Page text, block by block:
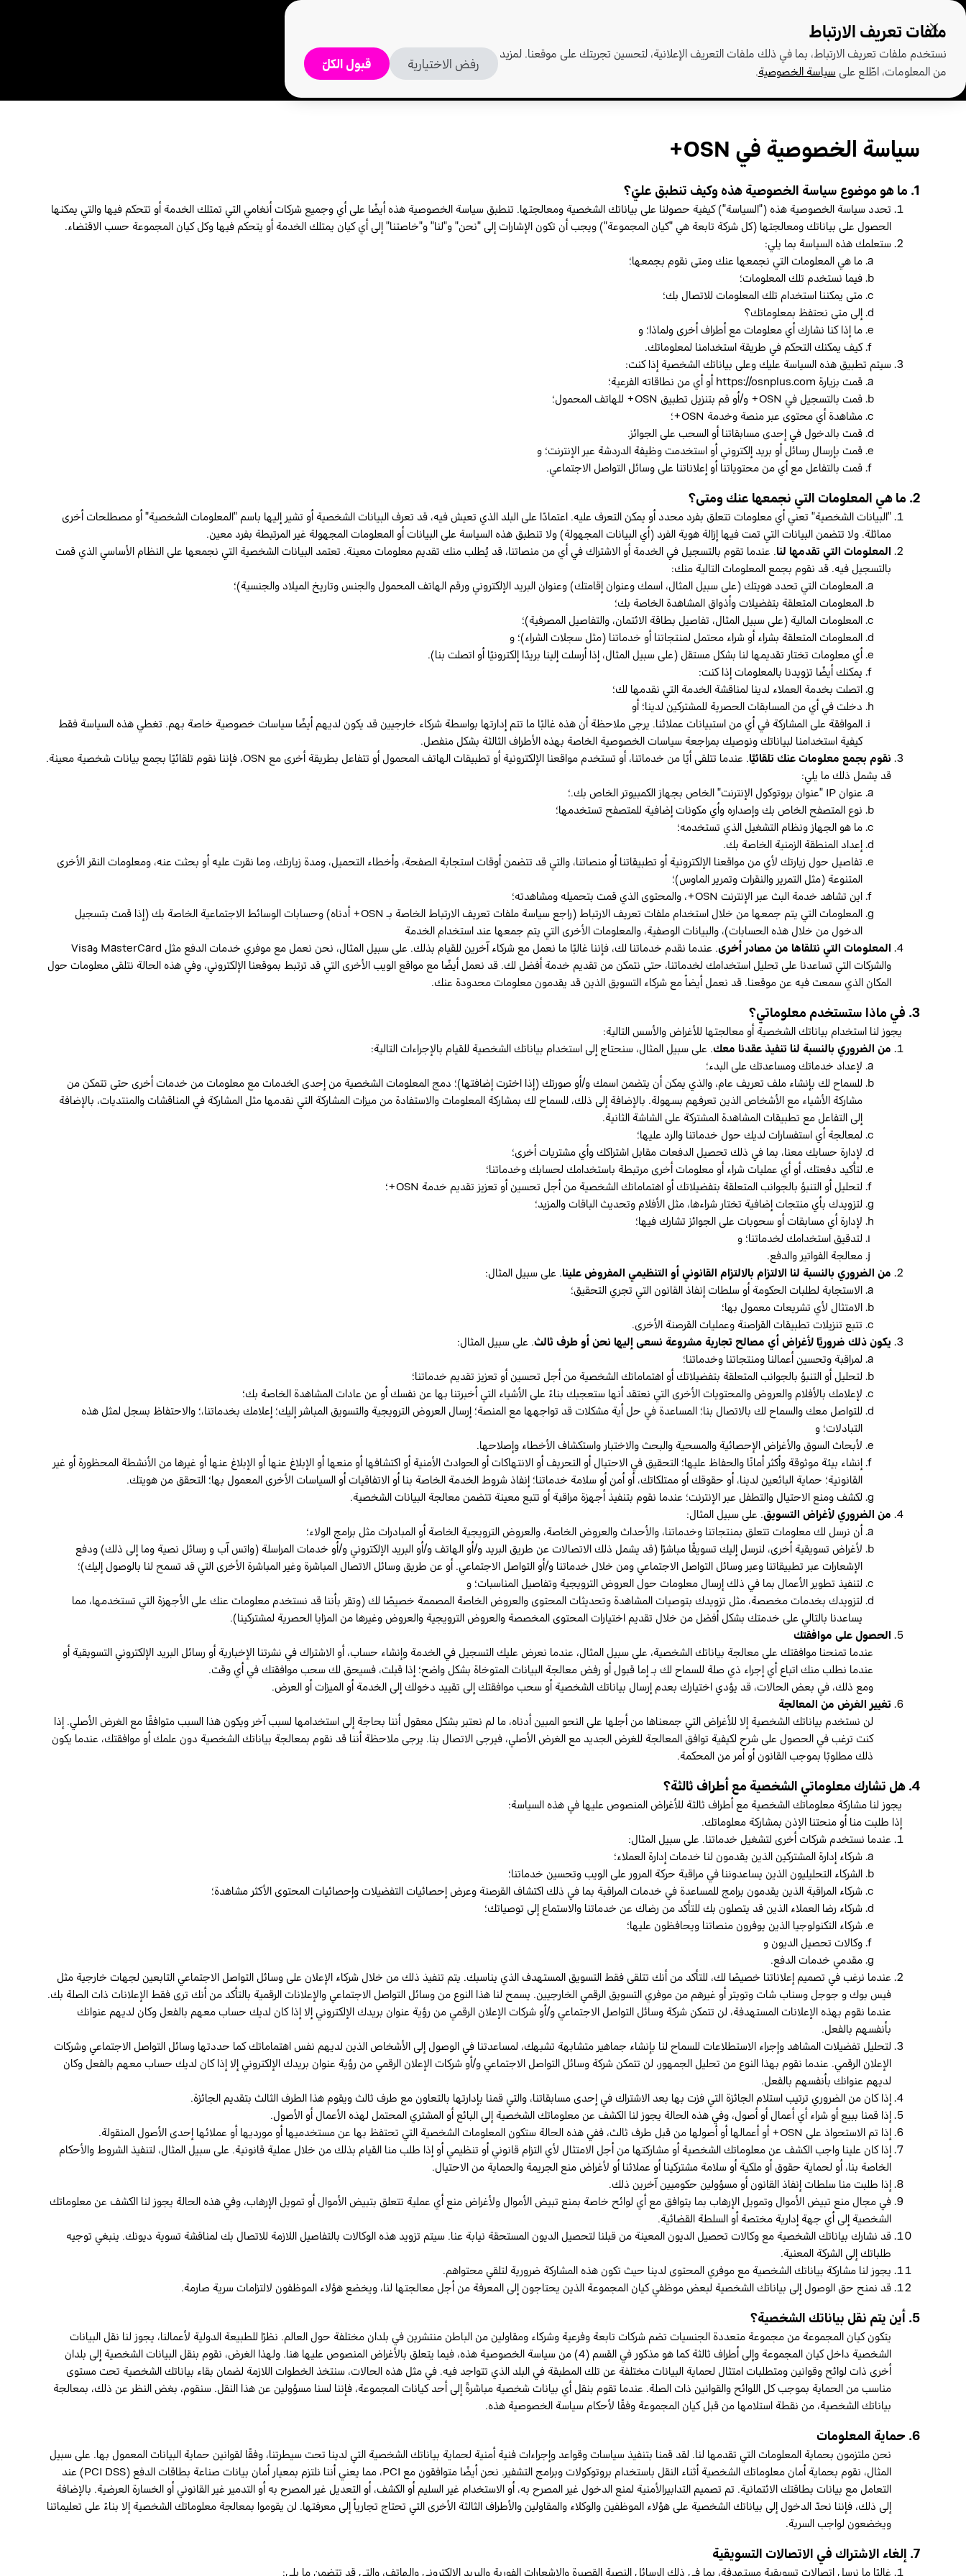
ملفات تعريف الارتباط
نستخدم ملفات تعريف الارتباط، بما في ذلك ملفات التعريف الإعلانية، لتحسين تجربتك على موقعنا. لمزيد
من المعلومات، اطّلع على سياسة الخصوصية. رفض الاختيارية قبول الكلّ
سياسة الخصوصية في OSN+
1. ما هو موضوع سياسة الخصوصية هذه وكيف تنطبق عليّ؟
تحدد سياسة الخصوصية هذه ("السياسة") كيفية حصولنا على بياناتك الشخصية ومعالجتها. تنطبق سياسة الخصوصية هذه أيضًا على أي وجميع شركات أنغامي التي تمتلك الخدمة أو تتحكم فيها والتي يمكنها
الحصول على بياناتك ومعالجتها (كل شركة تابعة هي "كيان المجموعة") ويجب أن تكون الإشارات إلى "نحن" و"لنا" و"خاصتنا" إلى أي كيان يمتلك الخدمة أو يتحكم فيها وكل كيان المجموعة حسب الاقتضاء.
ستعلمك هذه السياسة بما يلي:
ما هي المعلومات التي نجمعها عنك ومتى نقوم بجمعها؛
فيما نستخدم تلك المعلومات؛
متى يمكننا استخدام تلك المعلومات للاتصال بك؛
إلى متى نحتفظ بمعلوماتك؟
ما إذا كنا نشارك أي معلومات مع أطراف أخرى ولماذا؛ و
كيف يمكنك التحكم في طريقة استخدامنا لمعلوماتك.
سيتم تطبيق هذه السياسة عليك وعلى بياناتك الشخصية إذا كنت:
قمت بزيارة https://osnplus.com أو أي من نطاقاته الفرعية؛
قمت بالتسجيل في OSN+ و/أو قم بتنزيل تطبيق OSN+ للهاتف المحمول؛
مشاهدة أي محتوى عبر منصة وخدمة OSN+؛
قمت بالدخول في إحدى مسابقاتنا أو السحب على الجوائز.
قمت بإرسال رسائل أو بريد إلكتروني أو استخدمت وظيفة الدردشة عبر الإنترنت؛ و
قمت بالتفاعل مع أي من محتوياتنا أو إعلاناتنا على وسائل التواصل الاجتماعي.
2. ما هي المعلومات التي نجمعها عنك ومتى؟
"البيانات الشخصية" تعني أي معلومات تتعلق بفرد محدد أو يمكن التعرف عليه. اعتمادًا على البلد الذي تعيش فيه، قد تعرف البيانات الشخصية أو تشير إليها باسم "المعلومات الشخصية" أو مصطلحات أخرى
مماثلة. ولا تتضمن البيانات التي تمت فيها إزالة هوية الفرد (أي البيانات المجهولة) ولا تنطبق هذه السياسة على البيانات أو المعلومات المجهولة غير المرتبطة بفرد معين.
المعلومات التي تقدمها لنا. عندما تقوم بالتسجيل في الخدمة أو الاشتراك في أي من منصاتنا، قد يُطلب منك تقديم معلومات معينة. تعتمد البيانات الشخصية التي نجمعها على النظام الأساسي الذي قمت
بالتسجيل فيه. قد نقوم بجمع المعلومات التالية منك:
المعلومات التي تحدد هويتك (على سبيل المثال، اسمك وعنوان إقامتك) وعنوان البريد الإلكتروني ورقم الهاتف المحمول والجنس وتاريخ الميلاد والجنسية)؛
المعلومات المتعلقة بتفضيلات وأذواق المشاهدة الخاصة بك؛
المعلومات المالية (على سبيل المثال، تفاصيل بطاقة الائتمان، والتفاصيل المصرفية)؛
المعلومات المتعلقة بشراء أو شراء محتمل لمنتجاتنا أو خدماتنا (مثل سجلات الشراء)؛ و
أي معلومات تختار تقديمها لنا بشكل مستقل (على سبيل المثال، إذا أرسلت إلينا بريدًا إلكترونيًا أو اتصلت بنا).
يمكنك أيضًا تزويدنا بالمعلومات إذا كنت:
اتصلت بخدمة العملاء لدينا لمناقشة الخدمة التي نقدمها لك؛
دخلت في أي من المسابقات الحصرية للمشتركين لدينا؛ أو
الموافقة على المشاركة في أي من استبيانات عملائنا. يرجى ملاحظة أن هذه غالبًا ما تتم إدارتها بواسطة شركاء خارجيين قد يكون لديهم أيضًا سياسات خصوصية خاصة بهم. تغطي هذه السياسة فقط
كيفية استخدامنا لبياناتك ونوصيك بمراجعة سياسات الخصوصية الخاصة بهذه الأطراف الثالثة بشكل منفصل.
نقوم بجمع معلومات عنك تلقائيًا
. عندما تتلقى أيًا من خدماتنا، أو تستخدم مواقعنا الإلكترونية أو تطبيقات الهاتف المحمول أو تتفاعل بطريقة أخرى مع OSN، فإننا نقوم تلقائيًا بجمع بيانات شخصية معينة.
قد يشمل ذلك ما يلي:
عنوان IP "عنوان بروتوكول الإنترنت" الخاص بجهاز الكمبيوتر الخاص بك.؛
نوع المتصفح الخاص بك وإصداره وأي مكونات إضافية للمتصفح تستخدمها؛
ما هو الجهاز ونظام التشغيل الذي تستخدمه؛
إعداد المنطقة الزمنية الخاصة بك.
تفاصيل حول زيارتك لأي من مواقعنا الإلكترونية أو تطبيقاتنا أو منصاتنا، والتي قد تتضمن أوقات استجابة الصفحة، وأخطاء التحميل، ومدة زيارتك، وما نقرت عليه أو بحثت عنه، ومعلومات النقر الأخرى
المتنوعة (مثل التمرير والنقرات وتمرير الماوس)؛
اين تشاهد خدمة البث عبر الإنترنت OSN+، والمحتوى الذي قمت بتحميله ومشاهدته؛
المعلومات التي يتم جمعها من خلال استخدام ملفات تعريف الارتباط (راجع سياسة ملفات تعريف الارتباط الخاصة بـ OSN+ أدناه) وحسابات الوسائط الاجتماعية الخاصة بك (إذا قمت بتسجيل
الدخول من خلال هذه الحسابات)، والبيانات الوصفية، والمعلومات الأخرى التي يتم جمعها عند استخدام الخدمة
المعلومات التي نتلقاها من مصادر أخرى
. عندما نقدم خدماتنا لك، فإننا غالبًا ما نعمل مع شركاء آخرين للقيام بذلك. على سبيل المثال، نحن نعمل مع موفري خدمات الدفع مثل MasterCard وVisa
والشركات التي تساعدنا على تحليل استخدامك لخدماتنا، حتى نتمكن من تقديم خدمة أفضل لك. قد نعمل أيضًا مع مواقع الويب الأخرى التي قد ترتبط بموقعنا الإلكتروني، وفي هذه الحالة نتلقى معلومات حول
المكان الذي سمعت فيه عن موقعنا. قد نعمل أيضاً مع شركاء التسويق الذين قد يقدمون معلومات محدودة عنك.
3. في ماذا ستستخدم معلوماتي؟
يجوز لنا استخدام بياناتك الشخصية أو معالجتها للأغراض والأسس التالية:
من الضروري بالنسبة لنا تنفيذ عقدنا معك. على سبيل المثال، سنحتاج إلى استخدام بياناتك الشخصية للقيام بالإجراءات التالية:
لإعداد خدماتك ومساعدتك على البدء؛
للسماح لك بإنشاء ملف تعريف عام، والذي يمكن أن يتضمن اسمك و/أو صورتك (إذا اخترت إضافتها)؛ دمج المعلومات الشخصية من إحدى الخدمات مع معلومات من خدمات أخرى حتى تتمكن من
مشاركة الأشياء مع الأشخاص الذين تعرفهم بسهولة. بالإضافة إلى ذلك، للسماح لك بمشاركة المعلومات والاستفادة من ميزات المشاركة التي نقدمها مثل المشاركة في المناقشات والمنتديات، بالإضافة
إلى التفاعل مع تطبيقات المشاهدة المشتركة على الشاشة الثانية.
لمعالجة أي استفسارات لديك حول خدماتنا والرد عليها؛
لإدارة حسابك معنا، بما في ذلك تحصيل الدفعات مقابل اشتراكك وأي مشتريات أخرى؛
لتأكيد دفعتك، أو أي عمليات شراء أو معلومات أخرى مرتبطة باستخدامك لحسابك وخدماتنا؛
لتحليل أو التنبؤ بالجوانب المتعلقة بتفضيلاتك أو اهتماماتك الشخصية من أجل تحسين أو تعزيز تقديم خدمة OSN+؛
لتزويدك بأي منتجات إضافية تختار شراءها، مثل الأفلام وتحديث الباقات والمزيد؛
لإدارة أي مسابقات أو سحوبات على الجوائز تشارك فيها؛
لتدقيق استخدامك لخدماتنا؛ و
معالجة الفواتير والدفع.
من الضروري بالنسبة لنا الالتزام بالالتزام القانوني أو التنظيمي المفروض علينا. على سبيل المثال:
الاستجابة لطلبات الحكومة أو سلطات إنفاذ القانون التي تجري التحقيق؛
الامتثال لأي تشريعات معمول بها؛
تتبع تنزيلات تطبيقات القراصنة وعمليات القرصنة الأخرى.
يكون ذلك ضروريًا لأغراض أي مصالح تجارية مشروعة نسعى إليها نحن أو طرف ثالث. على سبيل المثال:
لمراقبة وتحسين أعمالنا ومنتجاتنا وخدماتنا؛
لتحليل أو التنبؤ بالجوانب المتعلقة بتفضيلاتك أو اهتماماتك الشخصية من أجل تحسين أو تعزيز تقديم خدماتنا؛
لإعلامك بالأفلام والعروض والمحتويات الأخرى التي نعتقد أنها ستعجبك بناءً على الأشياء التي أخبرتنا بها عن نفسك أو عن عادات المشاهدة الخاصة بك؛
للتواصل معك والسماح لك بالاتصال بنا؛ المساعدة في حل أية مشكلات قد تواجهها مع المنصة؛ إرسال العروض الترويجية والتسويق المباشر إليك؛ إعلامك بخدماتنا،؛ والاحتفاظ بسجل لمثل هذه
التبادلات؛ و
لأبحاث السوق والأغراض الإحصائية والمسحية والبحث والاختبار واستكشاف الأخطاء وإصلاحها.
إنشاء بيئة موثوقة وأكثر أمانًا والحفاظ عليها؛ التحقيق في الاحتيال أو التحريف أو الانتهاكات أو الحوادث الأمنية أو اكتشافها أو منعها أو الإبلاغ عنها أو الإبلاغ عنها أو غيرها من الأنشطة المحظورة أو غير
القانونية؛ حماية البائعين لدينا، أو حقوقك أو ممتلكاتك، أو أمن أو سلامة خدماتنا؛ إنفاذ شروط الخدمة الخاصة بنا أو الاتفاقيات أو السياسات الأخرى المعمول بها؛ التحقق من هويتك.
لكشف ومنع الاحتيال والتطفل عبر الإنترنت؛ عندما نقوم بتنفيذ أجهزة مراقبة أو تتبع معينة تتضمن معالجة البيانات الشخصية.
من الضروري لأغراض التسويق. على سبيل المثال:
أن نرسل لك معلومات تتعلق بمنتجاتنا وخدماتنا، والأحداث والعروض الخاصة، والعروض الترويجية الخاصة أو المبادرات مثل برامج الولاء؛
لأغراض تسويقية أخرى، لنرسل إليك تسويقًا مباشرًا (قد يشمل ذلك الاتصالات عن طريق البريد و/أو الهاتف و/أو البريد الإلكتروني و/أو خدمات المراسلة (واتس آب و رسائل نصية وما إلى ذلك) ودفع
الإشعارات عبر تطبيقاتنا وعبر وسائل التواصل الاجتماعي ومن خلال خدماتنا و/أو التواصل الاجتماعي. أو عن طريق وسائل الاتصال المباشرة وغير المباشرة الأخرى التي قد تسمح لنا بالوصول إليك)؛
لتنفيذ تطوير الأعمال بما في ذلك إرسال معلومات حول العروض الترويجية وتفاصيل المناسبات؛ و
لتزويدك بخدمات مخصصة، مثل تزويدك بتوصيات المشاهدة وتحديثات المحتوى والعروض الخاصة المصممة خصيصًا لك (وتقر بأننا قد نستخدم معلومات عنك على الأجهزة التي تستخدمها، مما
يساعدنا بالتالي على خدمتك بشكل أفضل من خلال تقديم اختيارات المحتوى المخصصة والعروض الترويجية والعروض وغيرها من المزايا الحصرية لمشتركينا).
الحصول على موافقتك
عندما تمنحنا موافقتك على معالجة بياناتك الشخصية، على سبيل المثال، عندما نعرض عليك التسجيل في الخدمة وإنشاء حساب، أو الاشتراك في نشرتنا الإخبارية أو رسائل البريد الإلكتروني التسويقية أو
عندما نطلب منك اتباع أي إجراء ذي صلة للسماح لك بـ إما قبول أو رفض معالجة البيانات المتوخاة بشكل واضح؛ إذا قبلت، فسيحق لك سحب موافقتك في أي وقت.
ومع ذلك، في بعض الحالات، قد يؤدي اختيارك بعدم إرسال بياناتك الشخصية أو سحب موافقتك إلى تقييد دخولك إلى الخدمة أو الميزات أو العرض.
تغيير الغرض من المعالجة
لن نستخدم بياناتك الشخصية إلا للأغراض التي جمعناها من أجلها على النحو المبين أدناه، ما لم نعتبر بشكل معقول أننا بحاجة إلى استخدامها لسبب آخر ويكون هذا السبب متوافقًا مع الغرض الأصلي. إذا
كنت ترغب في الحصول على شرح لكيفية توافق المعالجة للغرض الجديد مع الغرض الأصلي، فيرجى الاتصال بنا. يرجى ملاحظة أننا قد نقوم بمعالجة بياناتك الشخصية دون علمك أو موافقتك، عندما يكون
ذلك مطلوبًا بموجب القانون أو أمر من المحكمة.
4. هل تشارك معلوماتي الشخصية مع أطراف ثالثة؟
يجوز لنا مشاركة معلوماتك الشخصية مع أطراف ثالثة للأغراض المنصوص عليها في هذه السياسة:
إذا طلبت منا أو منحتنا الإذن بمشاركة معلوماتك.
عندما نستخدم شركات أخرى لتشغيل خدماتنا. على سبيل المثال:
شركاء إدارة المشتركين الذين يقدمون لنا خدمات إدارة العملاء؛
الشركاء التحليليون الذين يساعدوننا في مراقبة حركة المرور على الويب وتحسين خدماتنا؛
شركاء المراقبة الذين يقدمون برامج للمساعدة في خدمات المراقبة بما في ذلك اكتشاف القرصنة وعرض إحصائيات التفضيلات وإحصائيات المحتوى الأكثر مشاهدة؛
شركاء رضا العملاء الذين قد يتصلون بك للتأكد من رضاك عن خدماتنا والاستماع إلى توصياتك؛
شركاء التكنولوجيا الذين يوفرون منصاتنا ويحافظون عليها؛
وكالات تحصيل الديون و
مقدمي خدمات الدفع.
عندما نرغب في تصميم إعلاناتنا خصيصًا لك، للتأكد من أنك تتلقى فقط التسويق المستهدف الذي يناسبك. يتم تنفيذ ذلك من خلال شركاء الإعلان على وسائل التواصل الاجتماعي التابعين لجهات خارجية مثل
فيس بوك و جوجل وسناب شات وتويتر أو غيرهم من موفري التسويق الرقمي الخارجيين. يسمح لنا هذا النوع من وسائل التواصل الاجتماعي والإعلانات الرقمية بالتأكد من أنك ترى فقط الإعلانات ذات الصلة بك.
عندما نقوم بهذه الإعلانات المستهدفة، لن تتمكن شركة وسائل التواصل الاجتماعي و/أو شركات الإعلان الرقمي من رؤية عنوان بريدك الإلكتروني إلا إذا كان لديك حساب معهم بالفعل وكان لديهم عنوانك
بأنفسهم بالفعل.
لتحليل تفضيلات المشاهد وإجراء الاستطلاعات للسماح لنا بإنشاء جماهير متشابهة تشبهك، لمساعدتنا في الوصول إلى الأشخاص الذين لديهم نفس اهتماماتك كما حددتها وسائل التواصل الاجتماعي وشركات
الإعلان الرقمي. عندما نقوم بهذا النوع من تحليل الجمهور، لن تتمكن شركة وسائل التواصل الاجتماعي و/أو شركات الإعلان الرقمي من رؤية عنوان بريدك الإلكتروني إلا إذا كان لديك حساب معهم بالفعل وكان
لديهم عنوانك بأنفسهم بالفعل.
إذا كان من الضروري ترتيب استلام الجائزة التي فزت بها بعد الاشتراك في إحدى مسابقاتنا، والتي قمنا بإدارتها بالتعاون مع طرف ثالث ويقوم هذا الطرف الثالث بتقديم الجائزة.
إذا قمنا ببيع أو شراء أي أعمال أو أصول، وفي هذه الحالة يجوز لنا الكشف عن معلوماتك الشخصية إلى البائع أو المشتري المحتمل لهذه الأعمال أو الأصول.
إذا تم الاستحواذ على OSN+ أو أعمالها أو أصولها من قبل طرف ثالث، ففي هذه الحالة ستكون المعلومات الشخصية التي تحتفظ بها عن مستخدميها أو مورديها أو عملائها إحدى الأصول المنقولة.
إذا كان علينا واجب الكشف عن معلوماتك الشخصية أو مشاركتها من أجل الامتثال لأي التزام قانوني أو تنظيمي أو إذا طلب منا القيام بذلك من خلال عملية قانونية. على سبيل المثال، لتنفيذ الشروط والأحكام
الخاصة بنا، أو لحماية حقوق أو ملكية أو سلامة مشتركينا أو عملائنا أو لأغراض منع الجريمة والحماية من الاحتيال.
إذا طلبت منا سلطات إنفاذ القانون أو مسؤولين حكوميين آخرين ذلك.
في مجال منع تبيض الأموال وتمويل الإرهاب بما يتوافق مع أي لوائح خاصة بمنع تبيض الأموال ولأغراض منع أي عملية تتعلق بتبيض الأموال أو تمويل الإرهاب، وفي هذه الحالة يجوز لنا الكشف عن معلوماتك
الشخصية إلى أي جهة إدارية مختصة أو السلطة القضائية.
قد نشارك بياناتك الشخصية مع وكالات تحصيل الديون المعينة من قبلنا لتحصيل الديون المستحقة نيابة عنا. سيتم تزويد هذه الوكالات بالتفاصيل اللازمة للاتصال بك لمناقشة تسوية ديونك. ينبغي توجيه
طلباتك إلى الشركة المعنية.
يجوز لنا مشاركة بياناتك الشخصية مع موفري المحتوى لدينا حيث تكون هذه المشاركة ضرورية لتلقي محتواهم.
قد نمنح حق الوصول إلى بياناتك الشخصية لبعض موظفي كيان المجموعة الذين يحتاجون إلى المعرفة من أجل معالجتها لنا، ويخضع هؤلاء الموظفون لالتزامات سرية صارمة.
5. أين يتم نقل بياناتك الشخصية؟
يتكون كيان المجموعة من مجموعة متعددة الجنسيات تضم شركات تابعة وفرعية وشركاء ومقاولين من الباطن منتشرين في بلدان مختلفة حول العالم. نظرًا للطبيعة الدولية لأعمالنا، يجوز لنا نقل البيانات
الشخصية داخل كيان المجموعة وإلى أطراف ثالثة كما هو مذكور في القسم (4) من سياسة الخصوصية هذه، فيما يتعلق بالأغراض المنصوص عليها هنا. ولهذا الغرض، نقوم بنقل البيانات الشخصية إلى بلدان
أخرى ذات لوائح وقوانين ومتطلبات امتثال لحماية البيانات مختلفة عن تلك المطبقة في البلد الذي تتواجد فيه. في مثل هذه الحالات، سنتخذ الخطوات اللازمة لضمان بقاء بياناتك الشخصية تحت مستوى
مناسب من الحماية بموجب كل اللوائح والقوانين ذات الصلة. عندما تقوم بنقل أي بيانات شخصية مباشرةً إلى أحد كيانات المجموعة، فإننا لسنا مسؤولين عن هذا النقل. سنقوم، بغض النظر عن ذلك، بمعالجة
بياناتك الشخصية، من نقطة استلامها من قبل كيان المجموعة وفقًا لأحكام سياسة الخصوصية هذه.
6. حماية المعلومات
نحن ملتزمون بحماية المعلومات التي تقدمها لنا. لقد قمنا بتنفيذ سياسات وقواعد وإجراءات فنية أمنية لحماية بياناتك الشخصية التي لدينا تحت سيطرتنا، وفقًا لقوانين حماية البيانات المعمول بها. على سبيل
المثال، نقوم بحماية أمان معلوماتك الشخصية أثناء النقل باستخدام بروتوكولات وبرامج التشفير. نحن أيضًا متوافقون مع PCI، مما يعني أننا نلتزم بمعيار أمان بيانات صناعة بطاقات الدفع (PCI DSS) عند
التعامل مع بيانات بطاقتك الائتمانية. تم تصميم التدابيرالأمنية لمنع الدخول غير المصرح به، أو الاستخدام غير السليم أو الكشف، أو التعديل غير المصرح به أو التدمير غير القانوني أو الخسارة العرضية. بالإضافة
إلى ذلك، فإننا نحدّ الدخول إلى بياناتك الشخصية على هؤلاء الموظفين والوكلاء والمقاولين والأطراف الثالثة الأخرى التي تحتاج تجارياً إلى معرفتها. لن يقوموا بمعالجة معلوماتك الشخصية إلا بناءً على تعليماتنا
ويخضعون لواجب السرية.
7. إلغاء الاشتراك في الاتصالات التسويقية
غالبًا ما نرسل اتصالات تسويقية مستهدفة، بما في ذلك الرسائل النصية القصيرة والإشعارات الفورية والبريد الإلكتروني والهاتف، والتي قد تتضمن ما يلي: